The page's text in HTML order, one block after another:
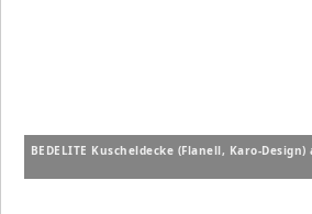
BEDELITE Kuscheldecke (Flanell, Karo-Design)